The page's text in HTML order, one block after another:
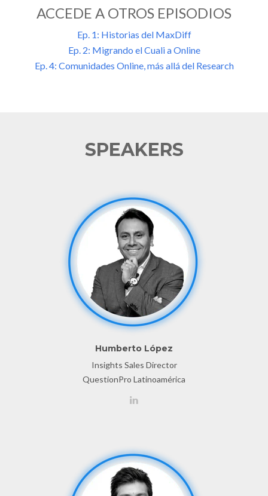
ACCEDE A OTROS EPISODIOS
Ep. 1: Historias del MaxDiff
Ep. 2: Migrando el Cuali a Online
Ep. 4: Comunidades Online, más allá del Research
SPEAKERS
Humberto López
Insights Sales Director
QuestionPro Latinoamérica